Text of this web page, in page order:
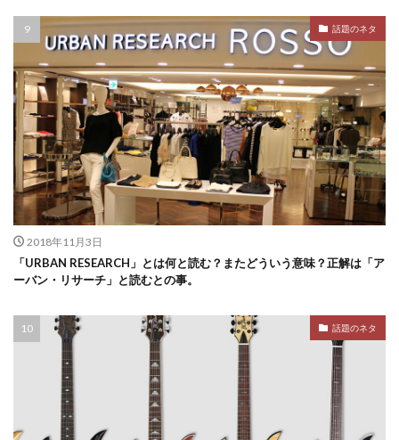
話題のネタ
2018年11月3日
「URBAN RESEARCH」とは何と読む？またどういう意味？正解は「ア
ーバン・リサーチ」と読むとの事。
話題のネタ